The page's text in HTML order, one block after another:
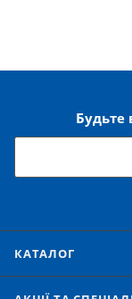
Будьте
КАТАЛОГ